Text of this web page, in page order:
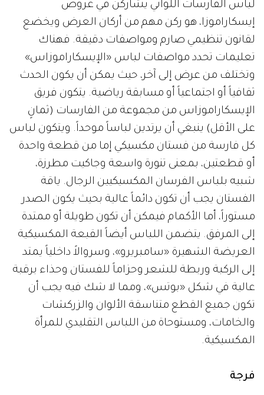
لباس الفارسات اللواتي يشاركن في عروض
إيسكاراموزا، هو ركن مهم من أركان العرض ويخضع
لقانون تنظيمي صارم ومواصفات دقيقة. فهناك
تعليمات تحدد مواصفات لباس «الإيسكاراموزاس»
وتختلف من عرض إلى آخر، حيث يمكن أن يكون الحدث
ثقافياً أو اجتماعياً أو مسابقة رياضية. يتكون فريق
الإيسكاراموزاس من مجموعة من الفارسات (ثمانٍ
على الأقل) ينبغي أن يرتدين لباساً موحداً. ويتكون لباس
كل فارسة من فستان مكسيكي إما من قطعة واحدة
أو قطعتين، بمعنى تنورة واسعة وجاكيت مطرزة،
شبيه بلباس الفرسان المكسيكيين الرجال. ياقة
الفستان يجب أن تكون دائماً عالية بحيث يكون الصدر
مستوراً، أما الأكمام فيمكن أن تكون طويلة أو ممتدة
إلى المرفق. يتضمن اللباس أيضاً القبعة المكسيكية
العريضة الشهيرة «سامبريرو»، وسروالاً داخلياً يمتد
إلى الركبة وربطة للشعر وحزاماً للفستان وحذاء برقبة
عالية في شكل «بوتس»، ومما لا شك فيه يجب أن
تكون جميع القطع متناسقة الألوان والزركشات
والخامات، ومستوحاة من اللباس التقليدي للمرأة
المكسيكية.
فرجة